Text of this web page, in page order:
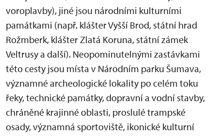
voroplavby), jiné jsou národními kulturními
památkami (např. klášter Vyšší Brod, státní hrad
Rožmberk, klášter Zlatá Koruna, státní zámek
Veltrusy a další). Neopominutelnými zastávkami
této cesty jsou místa v Národním parku Šumava,
významné archeologické lokality po celém toku
řeky, technické památky, dopravní a vodní stavby,
chráněné krajinné oblasti, proslulé trampské
osady, významná sportoviště, ikonické kulturní